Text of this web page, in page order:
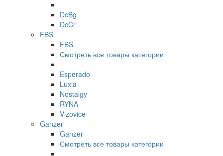
DcBg
DcCr
FBS
FBS
Смотреть все товары категории
Esperado
Luxia
Nostalgy
RYNA
Vizovice
Ganzer
Ganzer
Смотреть все товары категории